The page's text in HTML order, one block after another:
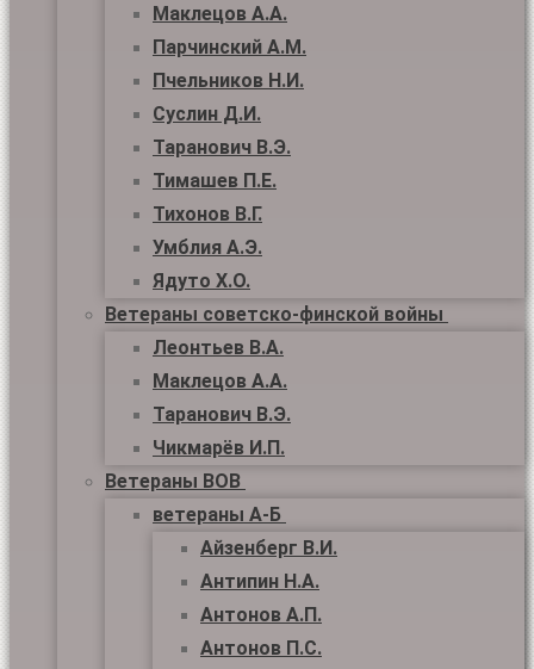
Маклецов А.А.
Парчинский А.М.
Пчельников Н.И.
Суслин Д.И.
Таранович В.Э.
Тимашев П.Е.
Тихонов В.Г.
Умблия А.Э.
Ядуто Х.О.
Ветераны советско-финской войны
Леонтьев В.А.
Маклецов А.А.
Таранович В.Э.
Чикмарёв И.П.
Ветераны ВОВ
ветераны А-Б
Айзенберг В.И.
Антипин Н.А.
Антонов А.П.
Антонов П.С.